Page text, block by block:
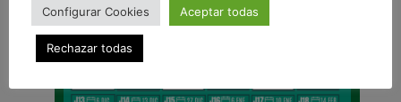
Configurar Cookies Aceptar todas
Rechazar todas